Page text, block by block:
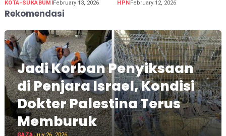
KOTA-SUKABUMIFebruary 13, 2026 HPNFebruary 12, 2026
Rekomendasi
Jadi Korban Penyiksaan
di Penjara Israel, Kondisi
Dokter Palestina Terus
Memburuk
GAZAJuly 26, 2026